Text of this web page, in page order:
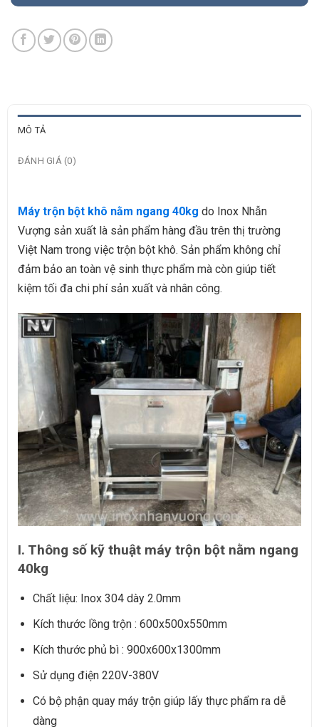
MÔ TẢ
ĐÁNH GIÁ (0)
Máy trộn bột khô nằm ngang 40kg do Inox Nhẫn
Vượng sản xuất là sản phẩm hàng đầu trên thị trường
Việt Nam trong việc trộn bột khô. Sản phẩm không chỉ
đảm bảo an toàn vệ sinh thực phẩm mà còn giúp tiết
kiệm tối đa chi phí sản xuất và nhân công.
I. Thông số kỹ thuật máy trộn bột nằm ngang
40kg
Chất liệu: Inox 304 dày 2.0mm
Kích thước lồng trộn : 600x500x550mm
Kích thước phủ bì : 900x600x1300mm
Sử dụng điện 220V-380V
Có bộ phận quay máy trộn giúp lấy thực phẩm ra dễ
dàng